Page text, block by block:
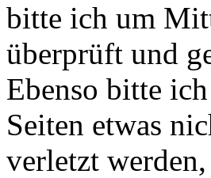
bitte ich um
überprüft und
Ebenso bitte
Seiten etwas
verletzt